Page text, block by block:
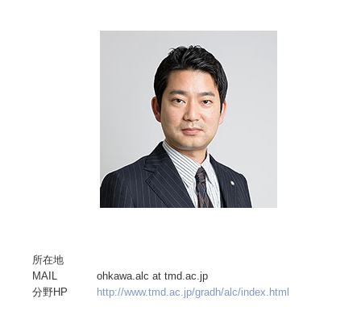
所在地
MAIL
ohkawa.alc at tmd.ac.jp
分野HP
http://www.tmd.ac.jp/gradh/alc/index.html